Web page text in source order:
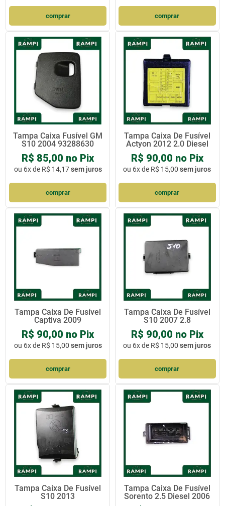
comprar comprar
Tampa Caixa Fusível GM
S10 2004 93288630
R$ 85,00 no Pix
ou 6x de R$ 14,17sem juros
comprar
Tampa Caixa De Fusível
Actyon 2012 2.0 Diesel
R$ 90,00 no Pix
ou 6x de R$ 15,00 sem juros
comprar
Tampa Caixa De Fusível
Captiva 2009
R$ 90,00 no Pix
ou 6x de R$ 15,00 sem juros
comprar
Tampa Caixa De Fusível
S10 2007 2.8
R$ 90,00 no Pix
ou 6x de R$ 15,00 sem juros
comprar
Tampa Caixa De Fusível
S10 2013
Tampa Caixa De Fusível
Sorento 2.5 Diesel 2006